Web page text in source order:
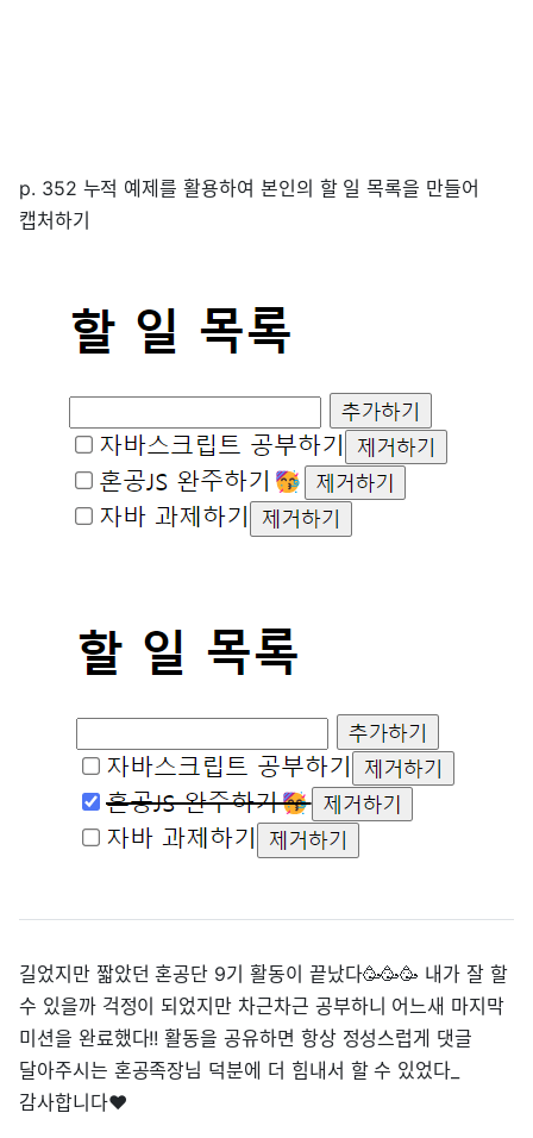
p. 352 누적 예제를 활용하여 본인의 할 일 목록을 만들어
캡처하기
길었지만 짧았던 혼공단 9기 활동이 끝났다🥳🥳🥳 내가 잘 할
수 있을까 걱정이 되었지만 차근차근 공부하니 어느새 마지막
미션을 완료했다!! 활동을 공유하면 항상 정성스럽게 댓글
달아주시는 혼공족장님 덕분에 더 힘내서 할 수 있었다_
감사합니다❤️